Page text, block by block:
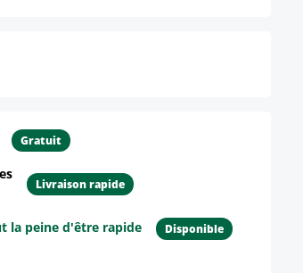
Gratuit
Livraison rapide
la peine d'être rapide Disponible